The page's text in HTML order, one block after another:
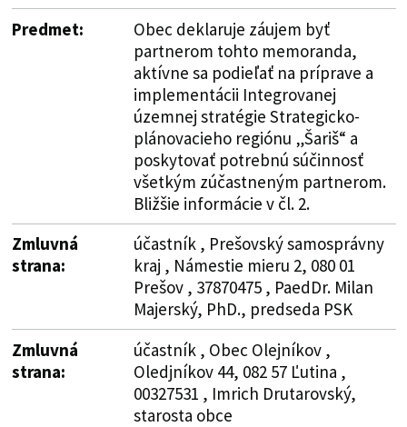
Predmet:
Obec deklaruje záujem byť
partnerom tohto memoranda,
aktívne sa podieľať na príprave a
implementácii Integrovanej
územnej stratégie Strategicko-
plánovacieho regiónu „Šariš“ a
poskytovať potrebnú súčinnosť
všetkým zúčastneným partnerom.
Bližšie informácie v čl. 2.
Zmluvná
strana:
účastník , Prešovský samosprávny
kraj , Námestie mieru 2, 080 01
Prešov , 37870475 , PaedDr. Milan
Majerský, PhD., predseda PSK
Zmluvná
strana:
účastník , Obec Olejníkov ,
Oledjníkov 44, 082 57 Ľutina ,
00327531 , Imrich Drutarovský,
starosta obce